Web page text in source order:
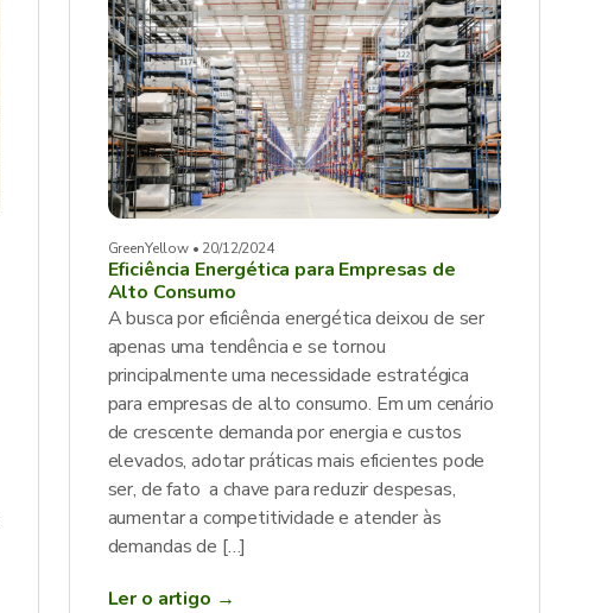
GreenYellow • 20/12/2024
Eficiência Energética para Empresas de
Alto Consumo
A busca por eficiência energética deixou de ser
apenas uma tendência e se tornou
principalmente uma necessidade estratégica
para empresas de alto consumo. Em um cenário
de crescente demanda por energia e custos
elevados, adotar práticas mais eficientes pode
ser, de fato a chave para reduzir despesas,
aumentar a competitividade e atender às
demandas de […]
Ler o artigo →